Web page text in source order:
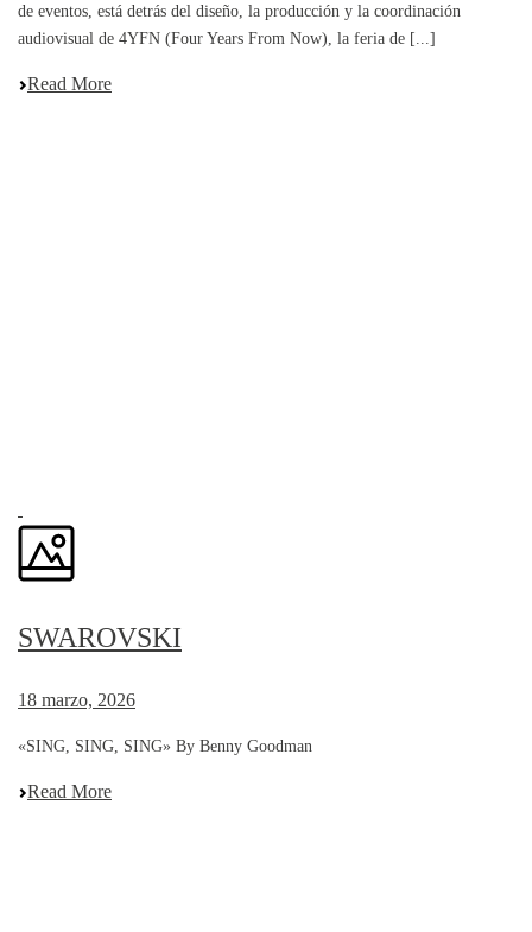
de eventos, está detrás del diseño, la producción y la coordinación
audiovisual de 4YFN (Four Years From Now), la feria de [...]
Read More
SWAROVSKI
18 marzo, 2026
«SING, SING, SING» By Benny Goodman
Read More